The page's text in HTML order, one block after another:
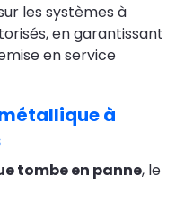
les systèmes à
en garantissant
en service
à
tombe en panne, le